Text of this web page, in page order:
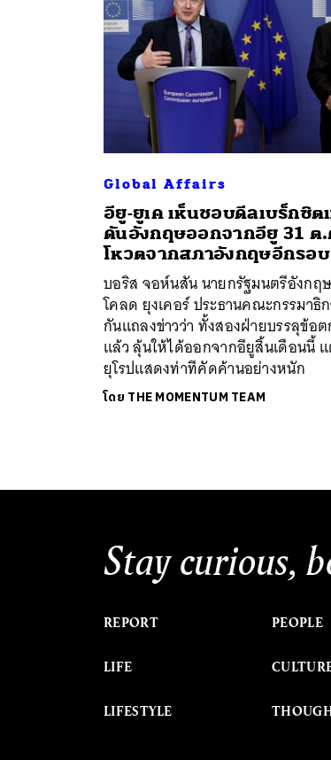
Global Affairs
อียู-ยูเค เห็นชอบดีลเบร็กซิต
ดันอังกฤษออกจากอียู 31 ต
โหวตจากสภาอังกฤษอีกรอบ
บอริส จอห์นสัน นายกรัฐมนตรีอังกฤ
โคลด ยุงเคอร์ ประธานคณะกรรมาธิ
กันแถลงข่าวว่า ทั้งสองฝ่ายบรรลุข้อ
แล้ว ลุ้นให้ได้ออกจากอียูสิ้นเดือนนี้
ยุโรปแสดงท่าทีคัดค้านอย่างหนัก
โดย THE MOMENTUM TEAM
Stay curious,
REPORT
LIFE
LIFESTYLE
PEOPLE